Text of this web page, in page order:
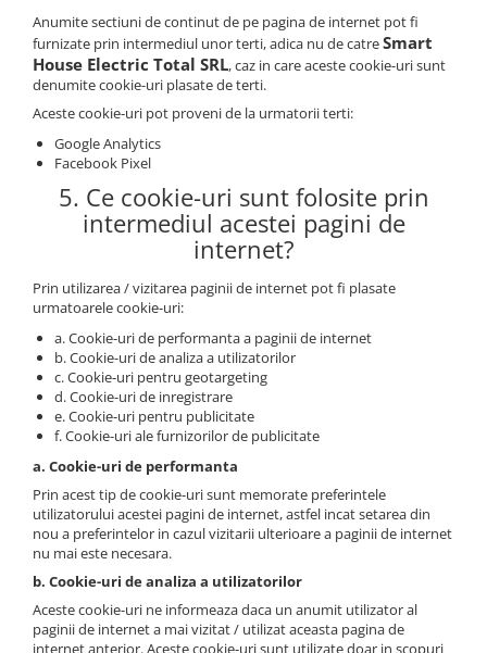
Anumite sectiuni de continut de pe pagina de internet pot fi
furnizate prin intermediul unor terti, adica nu de catreSmart
House Electric Total SRL, caz in care aceste cookie-uri sunt
denumite cookie-uri plasate de terti.
Aceste cookie-uri pot proveni de la urmatorii terti:
Google Analytics
Facebook Pixel
5. Ce cookie-uri sunt folosite prin
intermediul acestei pagini de
internet?
Prin utilizarea / vizitarea paginii de internet pot fi plasate
urmatoarele cookie-uri:
a. Cookie-uri de performanta a paginii de internet
b. Cookie-uri de analiza a utilizatorilor
c. Cookie-uri pentru geotargeting
d. Cookie-uri de inregistrare
e. Cookie-uri pentru publicitate
f. Cookie-uri ale furnizorilor de publicitate
a. Cookie-uri de performanta
Prin acest tip de cookie-uri sunt memorate preferintele
utilizatorului acestei pagini de internet, astfel incat setarea din
nou a preferintelor in cazul vizitarii ulterioare a paginii de internet
nu mai este necesara.
b. Cookie-uri de analiza a utilizatorilor
Aceste cookie-uri ne informeaza daca un anumit utilizator al
paginii de internet a mai vizitat / utilizat aceasta pagina de
internet anterior. Aceste cookie-uri sunt utilizate doar in scopuri